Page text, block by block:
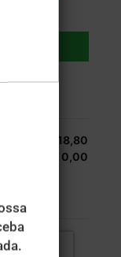
R$ 118,80
R$ 0,00